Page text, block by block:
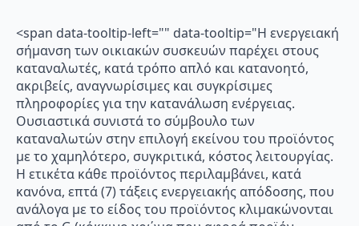
<span data-tooltip-left="" data-tooltip="Η ενεργειακή
σήμανση των οικιακών συσκευών παρέχει στους
καταναλωτές, κατά τρόπο απλό και κατανοητό,
ακριβείς, αναγνωρίσιμες και συγκρίσιμες
πληροφορίες για την κατανάλωση ενέργειας.
Ουσιαστικά συνιστά το σύμβουλο των
καταναλωτών στην επιλογή εκείνου του προϊόντος
με το χαμηλότερο, συγκριτικά, κόστος λειτουργίας.
Η ετικέτα κάθε προϊόντος περιλαμβάνει, κατά
κανόνα, επτά (7) τάξεις ενεργειακής απόδοσης, που
ανάλογα με το είδος του προϊόντος κλιμακώνονται